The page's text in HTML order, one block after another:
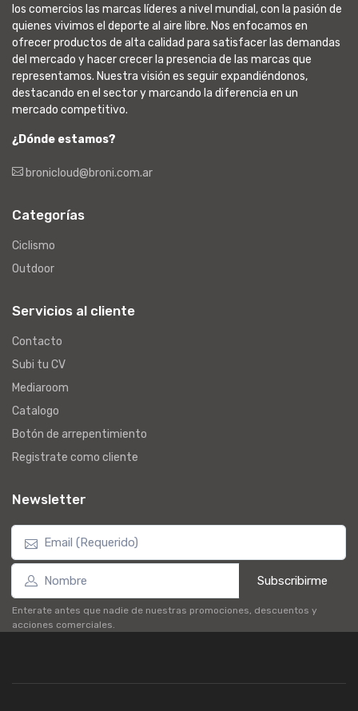
los comercios las marcas líderes a nivel mundial, con la pasión de
quienes vivimos el deporte al aire libre. Nos enfocamos en
ofrecer productos de alta calidad para satisfacer las demandas
del mercado y hacer crecer la presencia de las marcas que
representamos. Nuestra visión es seguir expandiéndonos,
destacando en el sector y marcando la diferencia en un
mercado competitivo.
¿Dónde estamos?
bronicloud@broni.com.ar
Categorías
Ciclismo
Outdoor
Servicios al cliente
Contacto
Subi tu CV
Mediaroom
Catalogo
Botón de arrepentimiento
Registrate como cliente
Newsletter
Subscribirme
Enterate antes que nadie de nuestras promociones, descuentos y
acciones comerciales.